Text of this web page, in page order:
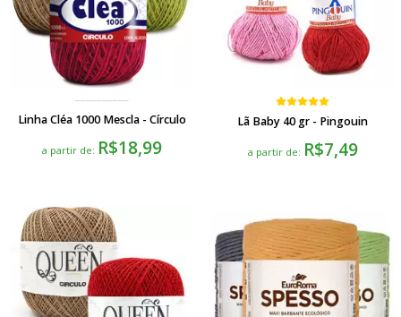
Linha Cléa 1000 Mescla - Círculo
a partir de: R$18,99
Lã Baby 40 gr - Pingouin
a partir de: R$7,49